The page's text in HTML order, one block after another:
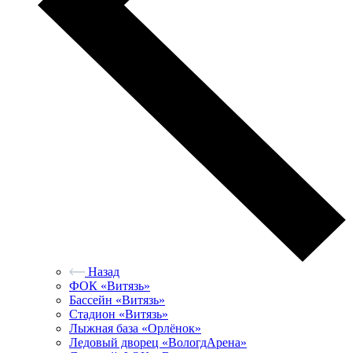
Назад
ФОК «Витязь»
Бассейн «Витязь»
Стадион «Витязь»
Лыжная база «Орлёнок»
Ледовый дворец «ВологдАрена»